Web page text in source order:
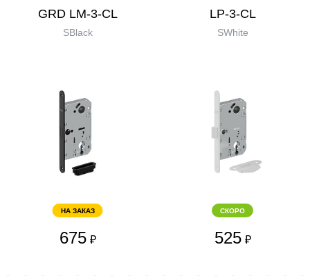
GRD LM-3-CL
SBlack
НА ЗАКАЗ
675 ₽
LP-3-CL
SWhite
СКОРО
525 ₽